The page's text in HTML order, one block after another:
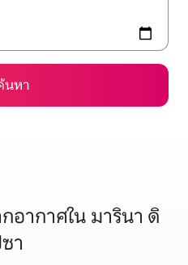
นหา
ากาศใน มารินา ดิ
า